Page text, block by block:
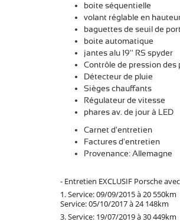
boite séquentielle
volant réglable en
baguettes de seuil de
boite automatique
jantes alu 19'' RS spyder
Contrôle de pression des
Détecteur de pluie
Sièges chauffants
Régulateur de vitesse
phares av. de jour à LED
Carnet d'entretien
Factures d'entretien
- Entretien EXCLUSIF Porsche
1. Service: 09/09/
Service: 05/10/2017 à 24 148km
3.Service: 19/07/2019 à 30 449km